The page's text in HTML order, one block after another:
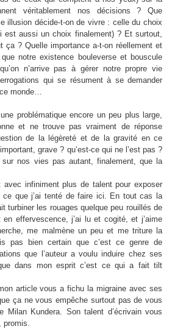
véritablement nos décisions ? Que
illusion décide-t-on de vivre : celle du choix
est aussi un choix finalement) ? Et surtout,
ça ? Quelle importance a-t-on réellement et
notre existence bouleverse et bouscule
n’arrive pas à gérer notre propre vie
qui se résument à se demander
monde…
problématique encore un peu plus large,
et ne trouve pas vraiment de réponse
de la légèreté et de la gravité en ce
grave ? qu’est-ce qui ne l’est pas ?
sur nos vies pas autant, finalement, que la
infiniment plus de talent pour exposer
ce que j’ai tenté de faire ici. En tout cas la
turbiner les rouages quelque peu rouillés de
effervescence, j’ai lu et cogité, et j’aime
me malmène un peu et me triture la
pas bien certain que c’est ce genre de
que l’auteur a voulu induire chez ses
dans mon esprit c’est ce qui a fait tilt
article vous a fichu la migraine avec ses
ça ne vous empêche surtout pas de vous
Milan Kundera. Son talent d’écrivain vous
promis.